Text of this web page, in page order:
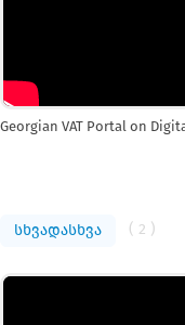
Georgian VAT Portal on
სხვადასხვა ( 2 )